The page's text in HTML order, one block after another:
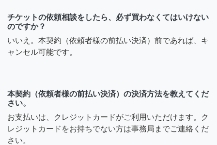
チケットの依頼相談をしたら、必ず買わなくてはいけない
のですか？
いいえ。本契約（依頼者様の前払い決済）前であれば、キ
ャンセル可能です。
本契約（依頼者様の前払い決済）の決済方法を教えてくだ
さい。
お支払いは、クレジットカードがご利用いただけます。ク
レジットカードをお持ちでない方は事務局までご連絡くだ
さい。